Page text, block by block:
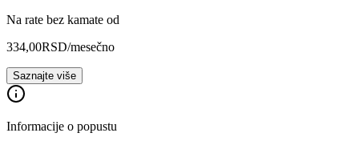
Na rate bez kamate od
334,00RSD/mesečno
Saznajte više
Informacije o popustu